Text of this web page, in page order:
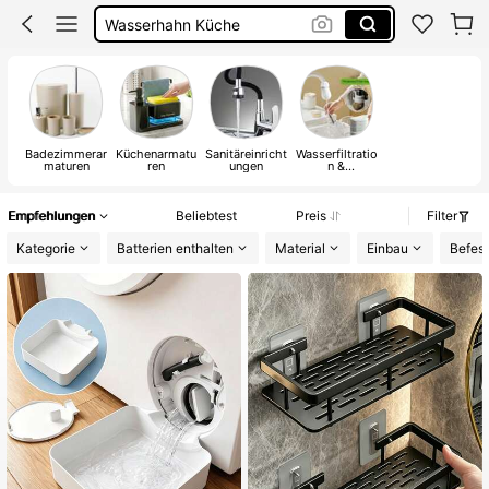
Küchenschrank
Duschkopf
Badezimmerar
maturen
Küchenarmatu
ren
Sanitäreinricht
ungen
Wasserfiltratio
n &
Empfehlungen Beliebtest Preis
Filter
Kategorie
Batterien enthalten Material Einbau